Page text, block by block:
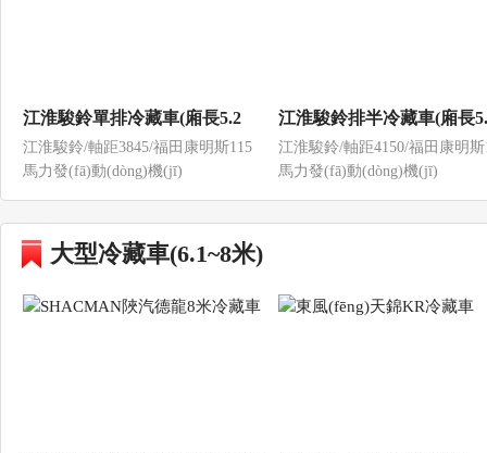
江淮駿鈴單排冷藏車(廂長5.2
米)
江淮駿鈴/軸距3845/福田康明斯115
馬力發(fā)動(dòng)機(jī)
江淮駿鈴排半冷藏車(廂長
米)
江淮駿鈴/軸距4150/福田康明斯
馬力發(fā)動(dòng)機(jī)
大型冷藏車(6.1~8米)